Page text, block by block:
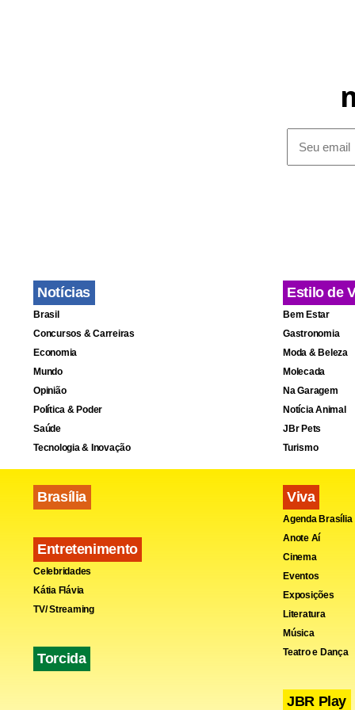
Notícias
Brasil
Concursos & Carreiras
Economia
Mundo
Opinião
Política & Poder
Saúde
Tecnologia & Inovação
Brasília
Entretenimento
Celebridades
Kátia Flávia
TV/ Streaming
Torcida
Estilo de
Bem Estar
Gastronomia
Moda & Beleza
Molecada
Na Garagem
Notícia Animal
JBr Pets
Turismo
Viva
Agenda Brasília
Anote Aí
Cinema
Eventos
Exposições
Literatura
Música
Teatro e Dança
JBR Play